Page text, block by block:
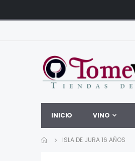
INICIO VINO
ISLA DE JURA 16 AÑOS